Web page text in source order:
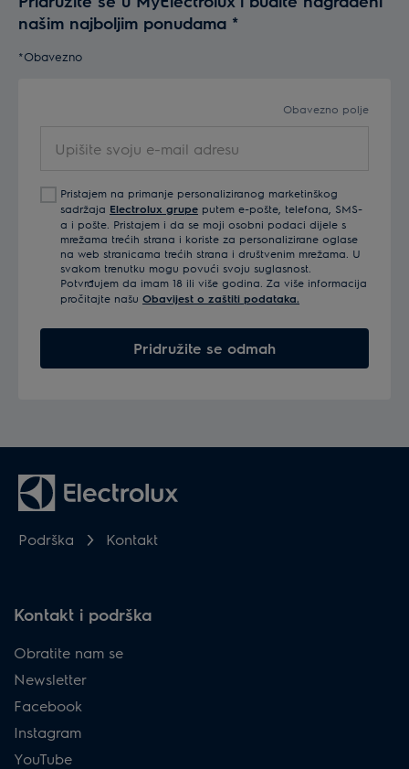
našim najboljim ponudama *
*Obavezno
Obavezno polje
svoju
mail
adresu
Pristajem na primanje personaliziranog marketinškog
sadržaja Electrolux grupe putem e-pošte, telefona, SMS-
a i pošte. Pristajem i da se moji osobni podaci dijele s
mrežama trećih strana i koriste za personalizirane oglase
na web stranicama trećih strana i društvenim mrežama. U
svakom trenutku mogu povući svoju suglasnost.
Potvrđujem da imam 18 ili više godina. Za više informacija
pročitajte našu Obavijest o zaštiti podataka.
Pridružite se odmah
Podrška Kontakt
Kontakt i podrška
Obratite nam se
Newsletter
Facebook
Instagram
YouTube